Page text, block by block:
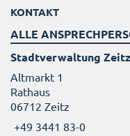
KONTAKT
ALLE
Stadtverwaltung Zeitz
Altmarkt 1
Rathaus
06712 Zeitz
+49 3441 83-0